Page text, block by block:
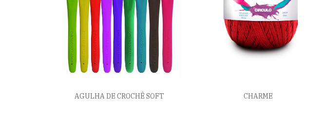
AGULHA DE CROCHÊ SOFT CHARME